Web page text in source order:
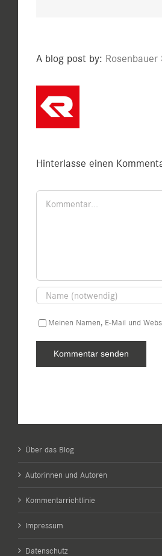
A blog post by: Rosenbauer
Hinterlasse einen
Kommentar
Meinen Namen, E-Mail und
Über das Blog
Autorinnen und Autoren
Kommentarrichtlinie
Impressum
Datenschutz